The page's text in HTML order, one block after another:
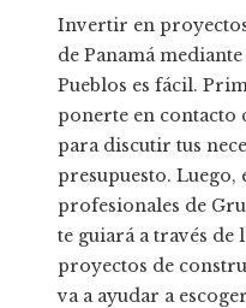
Invertir en
de Panamá
Pueblos es fácil.
ponerte en contacto
para discutir tus
presupuesto. Luego,
profesionales de
te guiará a través de
proyectos de
va a ayudar a